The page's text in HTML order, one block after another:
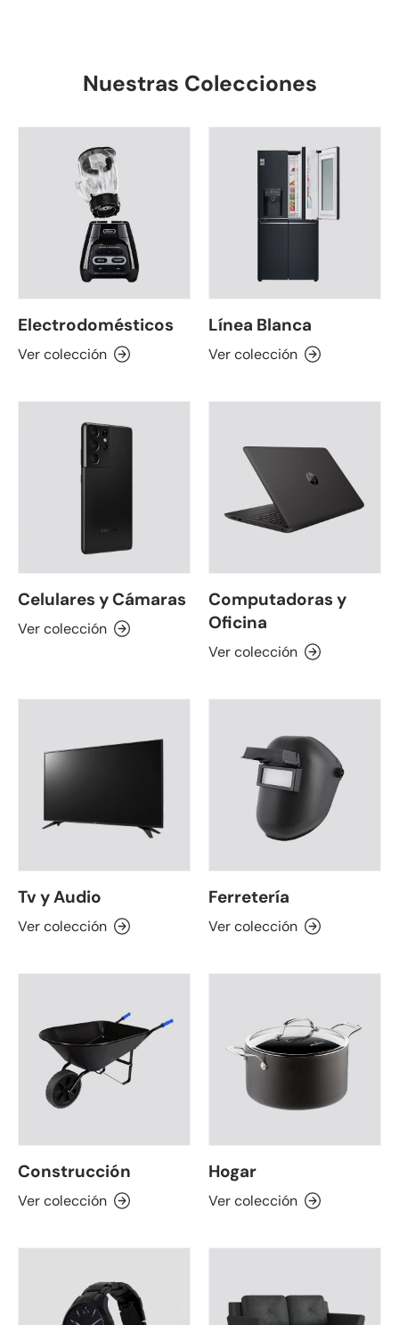
Nuestras Colecciones
Electrodomésticos
Ver colección
Línea Blanca
Ver colección
Celulares y Cámaras
Ver colección
Computadoras y
Oficina
Ver colección
Tv y Audio
Ver colección
Ferretería
Ver colección
Construcción
Ver colección
Hogar
Ver colección